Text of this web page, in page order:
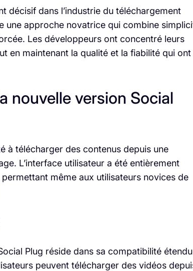
décisif dans l’industrie du téléchargement
une approche novatrice qui combine
Les développeurs ont concentré leurs
en maintenant la qualité et la fiabilité qui ont
nouvelle version Social
à télécharger des contenus depuis une
L’interface utilisateur a été entièrement
même aux utilisateurs novices de
Plug réside dans sa compatibilité
peuvent télécharger des vidéos